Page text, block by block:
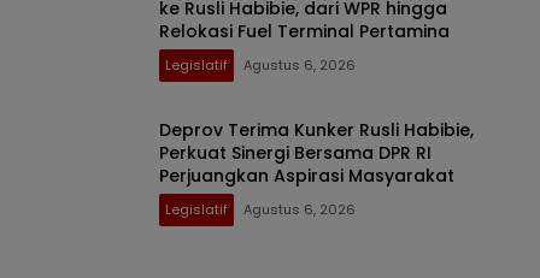
ke Rusli Habibie, dari WPR hingga
Relokasi Fuel Terminal Pertamina
Legislatif Agustus 6, 2026
Deprov Terima Kunker Rusli Habibie,
Perkuat Sinergi Bersama DPR RI
Perjuangkan Aspirasi Masyarakat
Legislatif Agustus 6, 2026